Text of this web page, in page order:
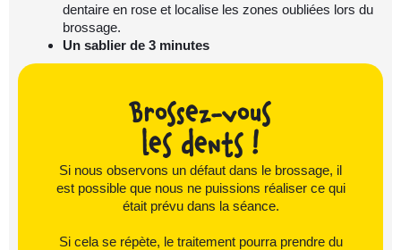
dentaire en rose et localise les zones oubliées lors du
brossage.
Un sablier de 3 minutes
Brossez-vous
les dents !
Si nous observons un défaut dans le brossage, il
est possible que nous ne puissions réaliser ce qui
était prévu dans la séance.
Si cela se répète, le traitement pourra prendre du